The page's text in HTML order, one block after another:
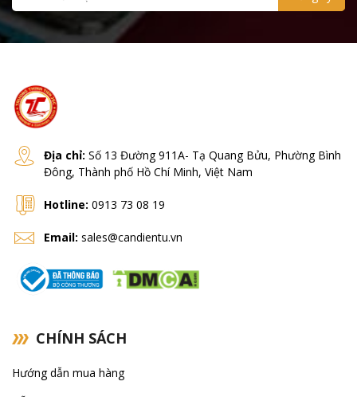
Địa chỉ: Số 13 Đường 911A- Tạ Quang Bửu, Phường Bình
Đông, Thành phố Hồ Chí Minh, Việt Nam
Hotline: 0913 73 08 19
Email: sales@candientu.vn
CHÍNH SÁCH
Hướng dẫn mua hàng